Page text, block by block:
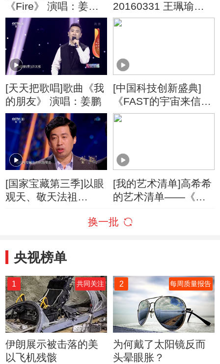
《Fire》 演唱：姜鹏
舞蹈：Zumba舞蹈团
20160331 王珮瑜教
京剧《捉放曹》
[天天把歌唱]歌曲《我
的朋友》 演唱：姜鹏
[中国科技创新盛典]
《FAST的宇宙来信》
嘉宾：姜鹏
[国家宝藏第三季]以眼
观天、敬天法祖
程师姜鹏讲述现代探
[我的艺术清单]高希希
的艺术清单——《三
换一批
央视榜单
1 共同关注
伊朗展示被击落的美
以飞机残骸
2 每周质量报告
为何戴了太阳镜反而
头晕眼胀？